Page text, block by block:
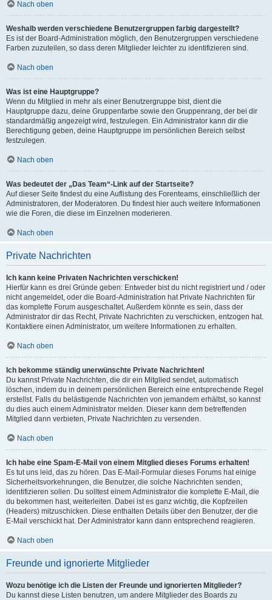
Nach oben
Weshalb werden verschiedene Benutzergruppen farbig dargestellt?
Es ist der Board-Administration möglich, den Benutzergruppen verschiedene
Farben zuzuteilen, so dass deren Mitglieder leichter zu identifizieren sind.
Nach oben
Was ist eine Hauptgruppe?
Wenn du Mitglied in mehr als einer Benutzergruppe bist, dient die
Hauptgruppe dazu, deine Gruppenfarbe sowie den Gruppenrang, der bei dir
standardmäßig angezeigt wird, festzulegen. Ein Administrator kann dir die
Berechtigung geben, deine Hauptgruppe im persönlichen Bereich selbst
festzulegen.
Nach oben
Was bedeutet der „Das Team“-Link auf der Startseite?
Auf dieser Seite findest du eine Auflistung des Forenteams, einschließlich der
Administratoren, der Moderatoren. Du findest hier auch weitere Informationen
wie die Foren, die diese im Einzelnen moderieren.
Nach oben
Private Nachrichten
Ich kann keine Privaten Nachrichten verschicken!
Hierfür kann es drei Gründe geben: Entweder bist du nicht registriert und / oder
nicht angemeldet, oder die Board-Administration hat Private Nachrichten für
das komplette Forum ausgeschaltet. Außerdem könnte es sein, dass der
Administrator dir das Recht, Private Nachrichten zu verschicken, entzogen hat.
Kontaktiere einen Administrator, um weitere Informationen zu erhalten.
Nach oben
Ich bekomme ständig unerwünschte Private Nachrichten!
Du kannst Private Nachrichten, die dir ein Mitglied sendet, automatisch
löschen, indem du in deinem persönlichen Bereich eine entsprechende Regel
erstellst. Falls du belästigende Nachrichten von jemandem erhältst, so kannst
du dies auch einem Administrator melden. Dieser kann dem betreffenden
Mitglied dann verbieten, Private Nachrichten zu versenden.
Nach oben
Ich habe eine Spam-E-Mail von einem Mitglied dieses Forums erhalten!
Es tut uns leid, das zu hören. Das E-Mail-Formular dieses Forums hat einige
Sicherheitsvorkehrungen, die Benutzer, die solche Nachrichten senden,
identifizieren sollen. Du solltest einem Administrator die komplette E-Mail, die
du bekommen hast, weiterleiten. Dabei ist es ganz wichtig, die Kopfzeilen
(Headers) mitzuschicken. Diese enthalten Details über den Benutzer, der die
E-Mail verschickt hat. Der Administrator kann dann entsprechend reagieren.
Nach oben
Freunde und ignorierte Mitglieder
Wozu benötige ich die Listen der Freunde und ignorierten Mitglieder?
Du kannst diese Listen benutzen, um andere Mitglieder des Boards zu